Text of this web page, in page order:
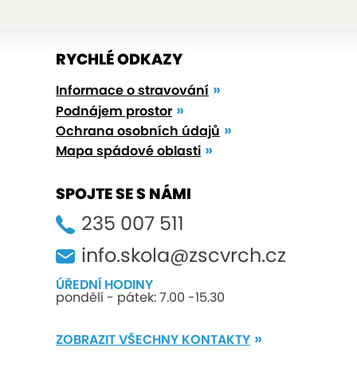
RYCHLÉ ODKAZY
Informace o stravování
Podnájem prostor
Ochrana osobních údajů
Mapa spádové oblasti
SPOJTE SE S NÁMI
235 007 511
info.skola@zscvrch.cz
ÚŘEDNÍ HODINY
pondělí - pátek: 7.00 -15.30
ZOBRAZIT VŠECHNY KONTAKTY